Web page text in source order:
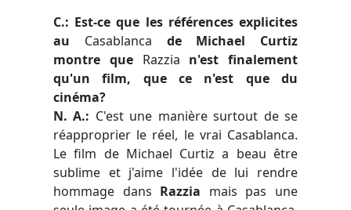
C.: Est-ce que les références explicites
au Casablanca de Michael Curtiz
montre que Razzia n'est finalement
qu'un film, que ce n'est que du
cinéma?
N. A.: C'est une manière surtout de se
réapproprier le réel, le vrai Casablanca.
Le film de Michael Curtiz a beau être
sublime et j'aime l'idée de lui rendre
hommage dans Razzia mais pas une